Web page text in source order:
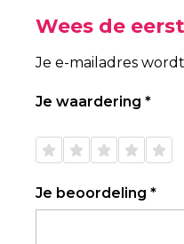
Wees de
Je e-mailadres
Je waardering *
de 5
de 5
de 5
de 5
de 5
Je beoordeling *